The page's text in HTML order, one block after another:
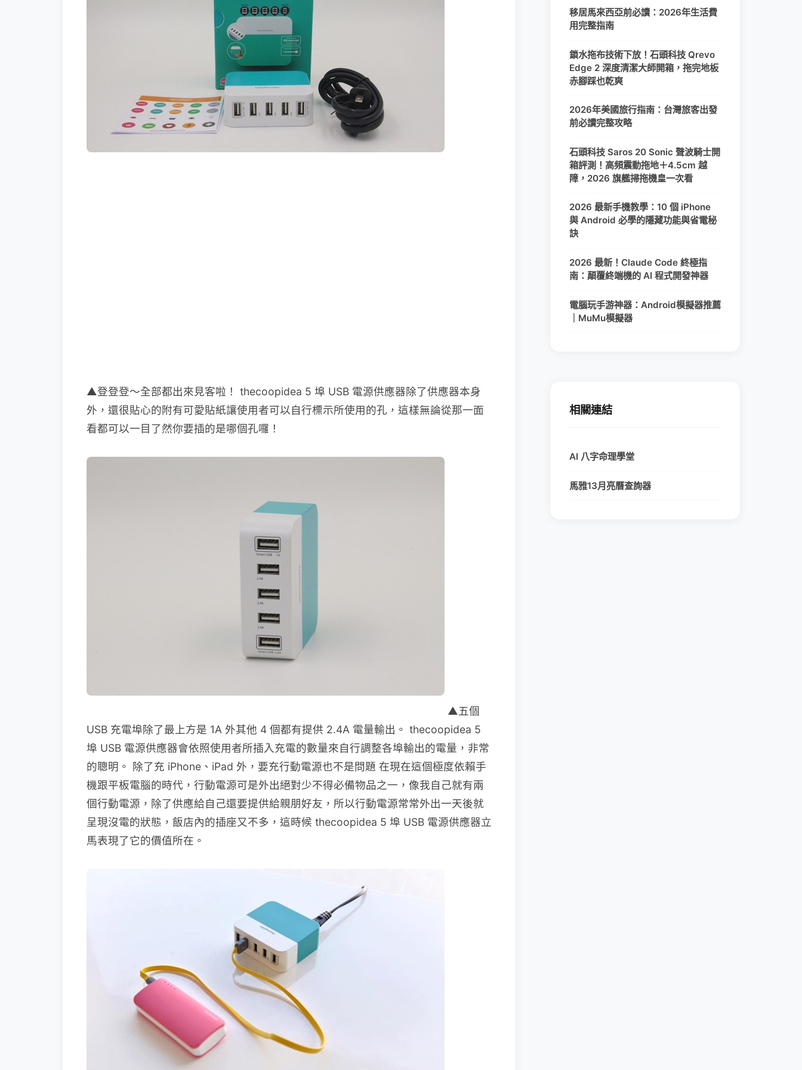
▲登登登～全部都出來見客啦！ thecoopidea 5 埠 USB 電源供應器除了供應器本身
外，還很貼心的附有可愛貼紙讓使用者可以自行標示所使用的孔，這樣無論從那一面
看都可以一目了然你要插的是哪個孔囉！
▲五個
USB 充電埠除了最上方是 1A 外其他 4 個都有提供 2.4A 電量輸出。 thecoopidea 5
埠 USB 電源供應器會依照使用者所插入充電的數量來自行調整各埠輸出的電量，非常
的聰明。 除了充 iPhone、iPad 外，要充行動電源也不是問題 在現在這個極度依賴手
機跟平板電腦的時代，行動電源可是外出絕對少不得必備物品之一，像我自己就有兩
個行動電源，除了供應給自己還要提供給親朋好友，所以行動電源常常外出一天後就
呈現沒電的狀態，飯店內的插座又不多，這時候 thecoopidea 5 埠 USB 電源供應器立
馬表現了它的價值所在。
移居馬來西亞前必讀：2026年生活費
用完整指南
鎖水拖布技術下放！石頭科技 Qrevo
Edge 2 深度清潔大師開箱，拖完地板
赤腳踩也乾爽
2026年美國旅行指南：台灣旅客出發
前必讀完整攻略
石頭科技 Saros 20 Sonic 聲波騎士開
箱評測！高頻震動拖地＋4.5cm 越
障，2026 旗艦掃拖機皇一次看
2026 最新手機教學：10 個 iPhone
與 Android 必學的隱藏功能與省電秘
訣
2026 最新！Claude Code 終極指
南：顛覆終端機的 AI 程式開發神器
電腦玩手游神器：Android模擬器推薦
｜MuMu模擬器
相關連結
AI 八字命理學堂
馬雅13月亮曆查詢器